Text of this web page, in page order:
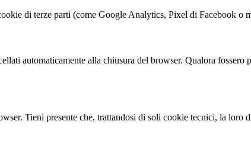
di terze parti (come Google Analytics, Pixel di Facebook o
automaticamente alla chiusura del browser. Qualora fossero
Tieni presente che, trattandosi di soli cookie tecnici, la loro